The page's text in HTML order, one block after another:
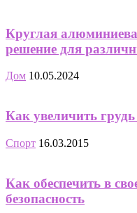
Круглая
решение для
Дом 10.05.2024
Как увеличить
Спорт 16.03.2015
Как обеспечить в
безопасность